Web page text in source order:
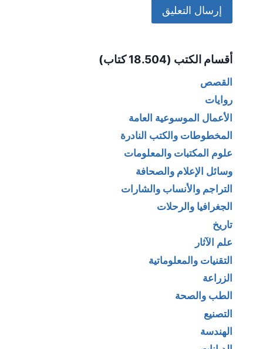
أقسام الكتب (18.504 كتاب)
القصص
روايات
الأعمال الموسوعية العامة
المخطوطات والكتب النادرة
علوم المكتبات والمعلومات
وسائل الإعلام والصحافة
التراجم والأنساب والشارات
الجغرافيا والرحلات
تاريخ
علم الآثار
التقنيات والمعلوماتية
الزراعة
الطب والصحة
التصنيع
الهندسة